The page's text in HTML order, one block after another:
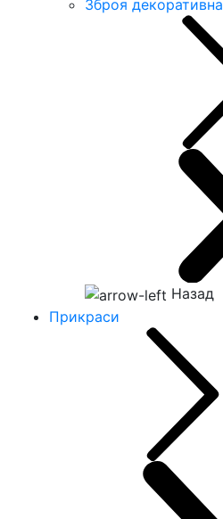
Зброя декоративна
Назад
Прикраси